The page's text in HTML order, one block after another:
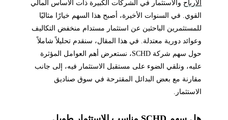
الأرباحوالاستثمار في الشركات الكبيرة ذات الأساس المالي
القوي. في السنوات الأخيرة، أصبح هذا السهم خيارًا مثاليًا
للمستثمرين الباحثين عن استثمار مستدام منخفض التكاليف
وعوائد دورية معتدلة. في هذا المقال، سنقدم تحليلاً شاملاً
حول سهم شركة SCHD، نستعرض أهم العوامل المؤثرة
عليه، ونلقي الضوء على مستقبل الاستثمار فيه، إلى جانب
مقارنة مع بعض البدائل المقترحة في سوق صناديق
الاستثمار.